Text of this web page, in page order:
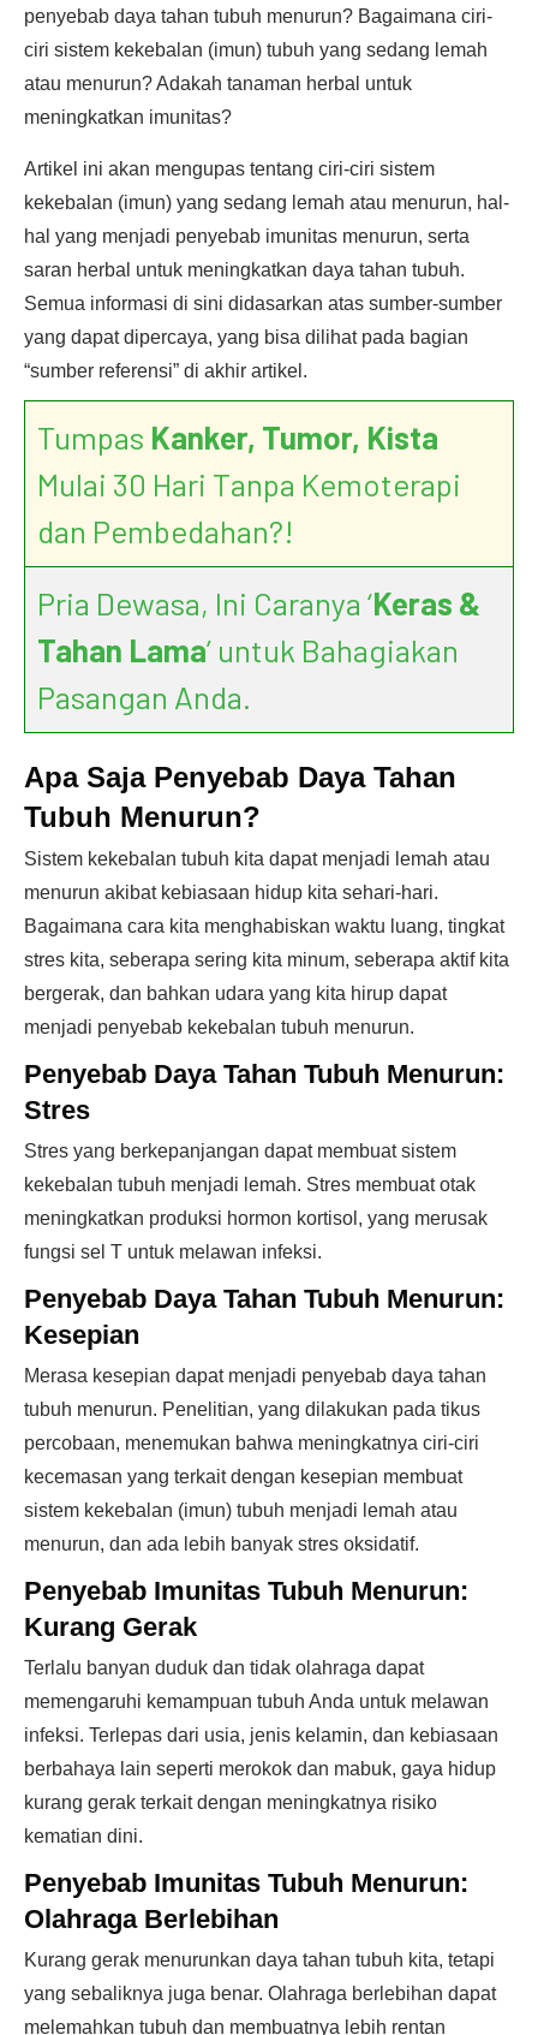
penyebab daya tahan tubuh menurun? Bagaimana ciri-
ciri sistem kekebalan (imun) tubuh yang sedang lemah
atau menurun? Adakah tanaman herbal untuk
meningkatkan imunitas?
Artikel ini akan mengupas tentang ciri-ciri sistem
kekebalan (imun) yang sedang lemah atau menurun, hal-
hal yang menjadi penyebab imunitas menurun, serta
saran herbal untuk meningkatkan daya tahan tubuh.
Semua informasi di sini didasarkan atas sumber-sumber
yang dapat dipercaya, yang bisa dilihat pada bagian
“sumber referensi” di akhir artikel.
Tumpas Kanker, Tumor, Kista
Mulai 30 Hari Tanpa Kemoterapi
dan Pembedahan?!
Pria Dewasa, Ini Caranya ‘Keras &
Tahan Lama’ untuk Bahagiakan
Pasangan Anda.
Apa Saja Penyebab Daya Tahan
Tubuh Menurun?
Sistem kekebalan tubuh kita dapat menjadi lemah atau
menurun akibat kebiasaan hidup kita sehari-hari.
Bagaimana cara kita menghabiskan waktu luang, tingkat
stres kita, seberapa sering kita minum, seberapa aktif kita
bergerak, dan bahkan udara yang kita hirup dapat
menjadi penyebab kekebalan tubuh menurun.
Penyebab Daya Tahan Tubuh Menurun:
Stres
Stres yang berkepanjangan dapat membuat sistem
kekebalan tubuh menjadi lemah. Stres membuat otak
meningkatkan produksi hormon kortisol, yang merusak
fungsi sel T untuk melawan infeksi.
Penyebab Daya Tahan Tubuh Menurun:
Kesepian
Merasa kesepian dapat menjadi penyebab daya tahan
tubuh menurun. Penelitian, yang dilakukan pada tikus
percobaan, menemukan bahwa meningkatnya ciri-ciri
kecemasan yang terkait dengan kesepian membuat
sistem kekebalan (imun) tubuh menjadi lemah atau
menurun, dan ada lebih banyak stres oksidatif.
Penyebab Imunitas Tubuh Menurun:
Kurang Gerak
Terlalu banyan duduk dan tidak olahraga dapat
memengaruhi kemampuan tubuh Anda untuk melawan
infeksi. Terlepas dari usia, jenis kelamin, dan kebiasaan
berbahaya lain seperti merokok dan mabuk, gaya hidup
kurang gerak terkait dengan meningkatnya risiko
kematian dini.
Penyebab Imunitas Tubuh Menurun:
Olahraga Berlebihan
Kurang gerak menurunkan daya tahan tubuh kita, tetapi
yang sebaliknya juga benar. Olahraga berlebihan dapat
melemahkan tubuh dan membuatnya lebih rentan